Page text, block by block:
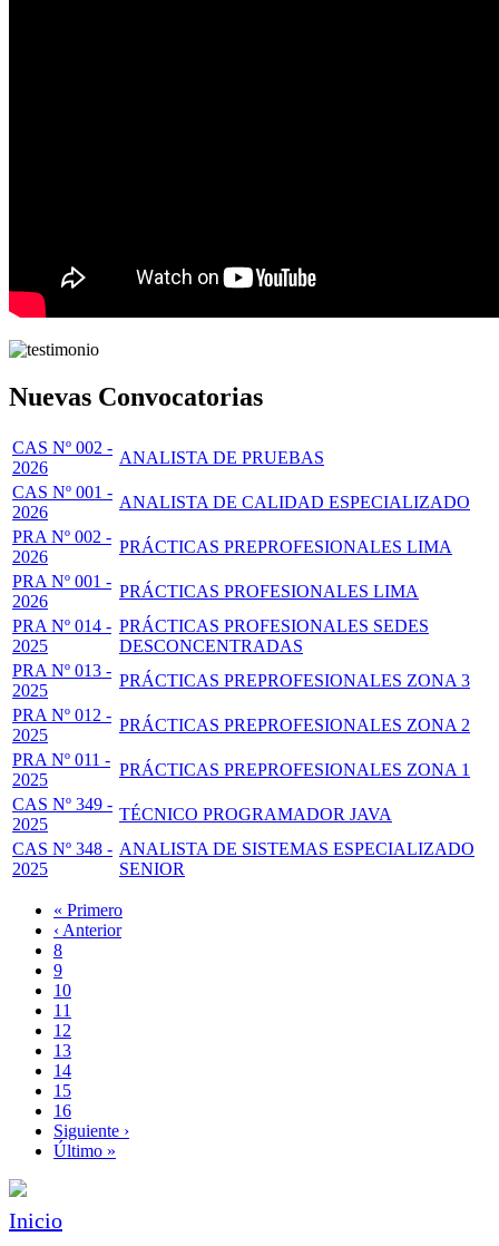
Nuevas Convocatorias
CAS Nº 002 -
2026
ANALISTA DE PRUEBAS
CAS Nº 001 -
2026
ANALISTA DE CALIDAD ESPECIALIZADO
PRA Nº 002 -
2026
PRÁCTICAS PREPROFESIONALES LIMA
PRA Nº 001 -
2026
PRÁCTICAS PROFESIONALES LIMA
PRA Nº 014 -
2025
PRÁCTICAS PROFESIONALES SEDES
DESCONCENTRADAS
PRA Nº 013 -
2025
PRÁCTICAS PREPROFESIONALES ZONA 3
PRA Nº 012 -
2025
PRÁCTICAS PREPROFESIONALES ZONA 2
PRA Nº 011 -
2025
PRÁCTICAS PREPROFESIONALES ZONA 1
CAS Nº 349 -
2025
TÉCNICO PROGRAMADOR JAVA
CAS Nº 348 -
2025
ANALISTA DE SISTEMAS ESPECIALIZADO
SENIOR
Paginación
Primera
página
« Primero
Página
anterior
‹ Anterior
Page
8
Page
9
Page
10
Page
11
Página
actual
12
Page
13
Page
14
Page
15
Page
16
Siguiente
página
Siguiente ›
Última
Último »
Inicio